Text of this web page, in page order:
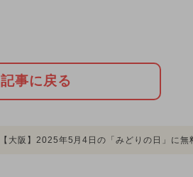
記事に戻る
【大阪】2025年5月4日の「みどりの日」に